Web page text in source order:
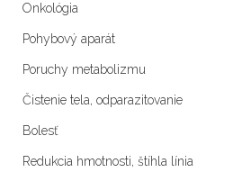
Onkológia
Pohybový aparát
Poruchy metabolizmu
Čistenie tela, odparazitovanie
Bolesť
Redukcia hmotnosti, štíhla línia